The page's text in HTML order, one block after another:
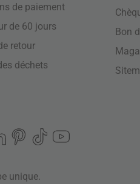
de paiement
de 60 jours
retour
déchets
Bon
unique.